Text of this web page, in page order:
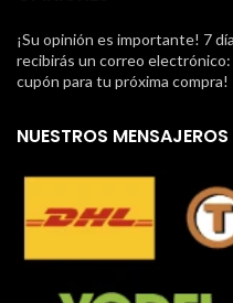
¡Su opinión es importante! 7
recibirás un correo electrónico:
cupón para tu próxima compra!
NUESTROS MENSAJEROS